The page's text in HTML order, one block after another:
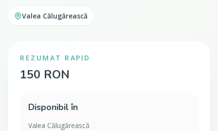
Valea Călugărească
REZUMAT RAPID
150 RON
Disponibil în
Valea Călugărească